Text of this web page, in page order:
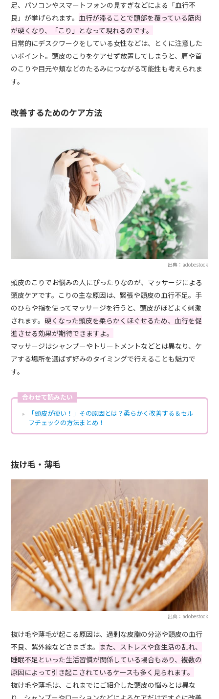
足、パソコンやスマートフォンの見すぎなどによる「血行不
良」が挙げられます。血行が滞ることで頭部を覆っている筋肉
が硬くなり、「こり」となって現れるのです。
日常的にデスクワークをしている女性などは、とくに注意した
いポイント。頭皮のこりをケアせず放置してしまうと、肩や首
のこりや目元や頬などのたるみにつながる可能性も考えられま
す。
改善するためのケア方法
出典：adobestock
頭皮のこりでお悩みの人にぴったりなのが、マッサージによる
頭皮ケアです。こりの主な原因は、緊張や頭皮の血行不足。手
のひらや指を使ってマッサージを行うと、頭皮がほどよく刺激
されます。硬くなった頭皮を柔らかくほぐせるため、血行を促
進させる効果が期待できますよ。
マッサージはシャンプーやトリートメントなどとは異なり、ケ
アする場所を選ばず好みのタイミングで行えることも魅力で
す。
合わせて読みたい
「頭皮が硬い！」その原因とは？柔らかく改善する＆セル
フチェックの方法まとめ！
抜け毛・薄毛
出典：adobestock
抜け毛や薄毛が起こる原因は、過剰な皮脂の分泌や頭皮の血行
不良、紫外線などさまざま。 また、ストレスや食生活の乱れ、
睡眠不足といった生活習慣が関係している場合もあり、複数の
原因によって引き起こされているケースも多く見られます。
抜け毛や薄毛は、これまでにご紹介した頭皮の悩みとは異な